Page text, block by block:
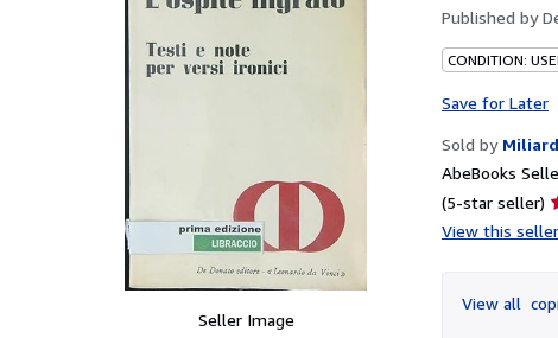
Seller Image
Published by
CONDITION:
Save for Later
Sold by
AbeBooks
(5-star seller)
of
5
View this
View all